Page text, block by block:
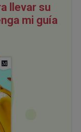
llevar su
mi guía